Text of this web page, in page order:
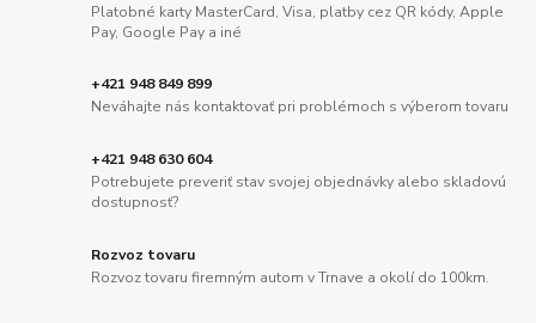
Platobné karty MasterCard, Visa, platby cez QR kódy, Apple
Pay, Google Pay a iné
+421 948 849 899
Neváhajte nás kontaktovať pri problémoch s výberom tovaru
+421 948 630 604
Potrebujete preveriť stav svojej objednávky alebo skladovú
dostupnosť?
Rozvoz tovaru
Rozvoz tovaru firemným autom v Trnave a okolí do 100km.